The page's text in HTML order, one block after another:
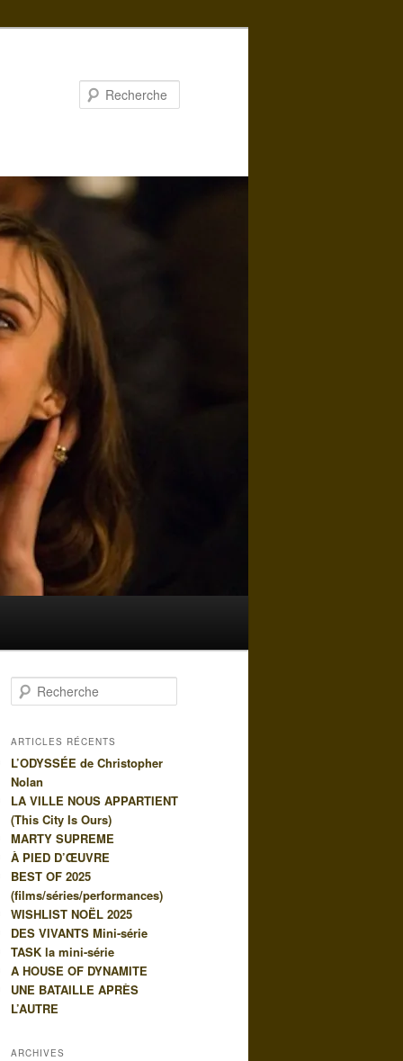
e
h
r
c
h
e
ARTICLES RÉCENTS
L’ODYSSÉE de Christopher
Nolan
LA VILLE NOUS APPARTIENT
(This City Is Ours)
MARTY SUPREME
À PIED D’ŒUVRE
BEST OF 2025
(films/séries/performances)
WISHLIST NOËL 2025
DES VIVANTS Mini-série
TASK la mini-série
A HOUSE OF DYNAMITE
UNE BATAILLE APRÈS
L’AUTRE
ARCHIVES